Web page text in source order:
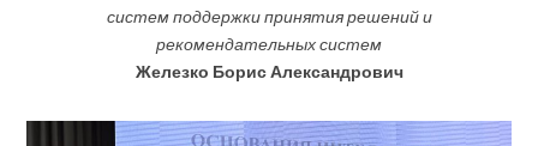
систем поддержки принятия решений и
рекомендательных систем
Железко Борис Александрович